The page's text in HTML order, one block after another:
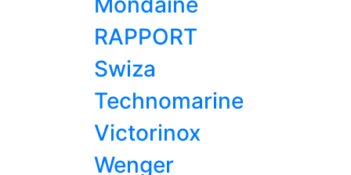
RAPPORT
Swiza
Technomarine
Victorinox
Wenger